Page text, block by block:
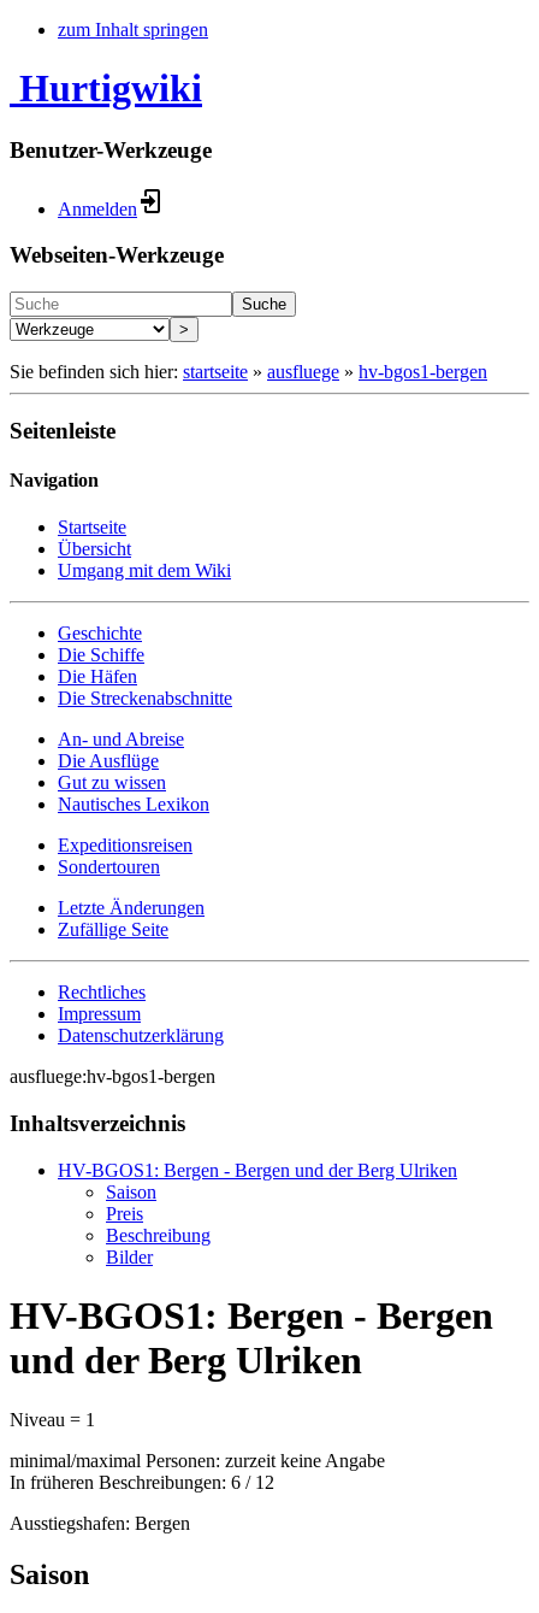
zum Inhalt springen
Hurtigwiki
Benutzer-Werkzeuge
Anmelden
Webseiten-Werkzeuge
Suche
>
Sie befinden sich hier: startseite » ausfluege » hv-bgos1-bergen
Seitenleiste
Navigation
Startseite
Übersicht
Umgang mit dem Wiki
Geschichte
Die Schiffe
Die Häfen
Die Streckenabschnitte
An- und Abreise
Die Ausflüge
Gut zu wissen
Nautisches Lexikon
Expeditionsreisen
Sondertouren
Letzte Änderungen
Zufällige Seite
Rechtliches
Impressum
Datenschutzerklärung
ausfluege:hv-bgos1-bergen
Inhaltsverzeichnis
HV-BGOS1: Bergen - Bergen und der Berg Ulriken
Saison
Preis
Beschreibung
Bilder
HV-BGOS1: Bergen - Bergen
und der Berg Ulriken
Niveau = 1
minimal/maximal Personen: zurzeit keine Angabe
In früheren Beschreibungen: 6 / 12
Ausstiegshafen: Bergen
Saison